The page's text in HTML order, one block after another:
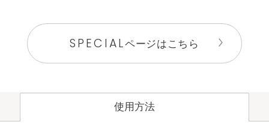
SPECIALページはこちら
使用方法